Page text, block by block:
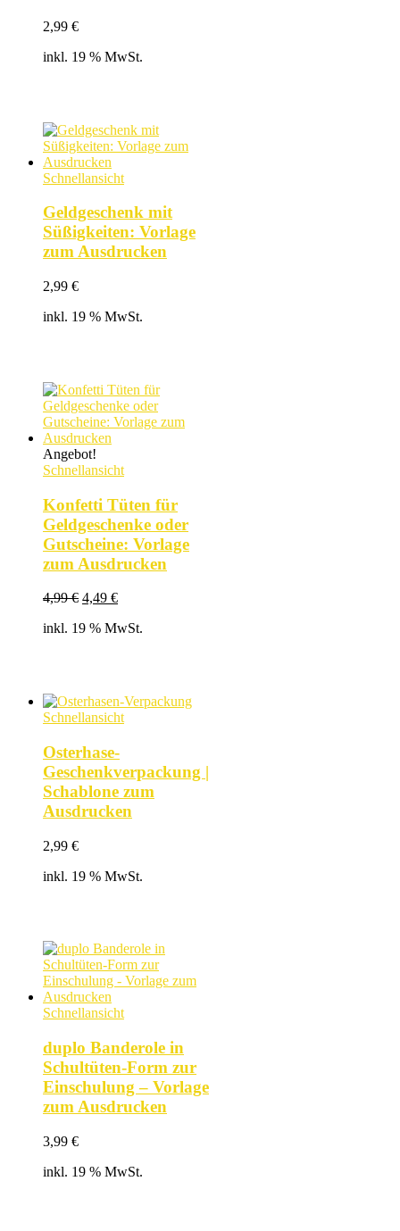
2,99 €
inkl. 19 % MwSt.
Schnellansicht
Geldgeschenk mit
Süßigkeiten: Vorlage
zum Ausdrucken
2,99 €
inkl. 19 % MwSt.
Angebot!
Schnellansicht
Konfetti Tüten für
Geldgeschenke oder
Gutscheine: Vorlage
zum Ausdrucken
4,99€ Ursprünglicher
war:
4,49 €Aktueller
ist:
inkl. 19 % MwSt.
Schnellansicht
Osterhase-
Geschenkverpackung |
Schablone zum
Ausdrucken
2,99 €
inkl. 19 % MwSt.
Schnellansicht
duplo Banderole in
Schultüten-Form zur
Einschulung – Vorlage
zum Ausdrucken
3,99 €
inkl. 19 % MwSt.